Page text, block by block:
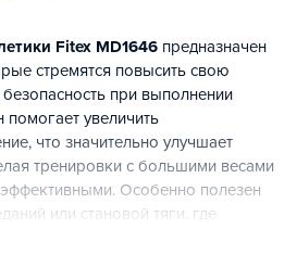
Fitex MD1646 предназначен
стремятся повысить свою
при выполнении
увеличить
что значительно улучшает
тренировки с большими весами
Особенно полезен
или становой тяги, где